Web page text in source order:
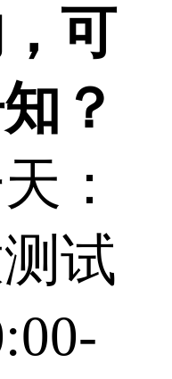
可
？
：
试